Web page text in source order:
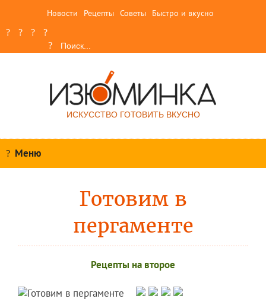
Новости Рецепты Советы Быстро и вкусно
ИСКУССТВО ГОТОВИТЬ ВКУСНО
Меню
Готовим в
пергаменте
Рецепты на второе